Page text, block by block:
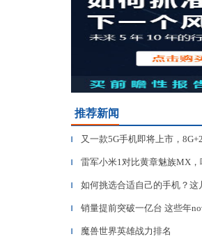
推荐新闻
▎ 又一款5G手机即将上市，
▎ 雷军小米1对比黄章魅族MX
▎ 如何挑选合适自己的手机？这
▎ 销量提前突破一亿台 这些年
▎ 魔兽世界英雄战力排名